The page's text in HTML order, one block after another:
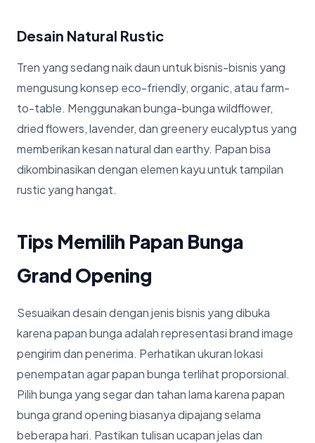
Desain Natural Rustic
Tren yang sedang naik daun untuk bisnis-bisnis yang
mengusung konsep eco-friendly, organic, atau farm-
to-table. Menggunakan bunga-bunga wildflower,
dried flowers, lavender, dan greenery eucalyptus yang
memberikan kesan natural dan earthy. Papan bisa
dikombinasikan dengan elemen kayu untuk tampilan
rustic yang hangat.
Tips Memilih Papan Bunga
Grand Opening
Sesuaikan desain dengan jenis bisnis yang dibuka
karena papan bunga adalah representasi brand image
pengirim dan penerima. Perhatikan ukuran lokasi
penempatan agar papan bunga terlihat proporsional.
Pilih bunga yang segar dan tahan lama karena papan
bunga grand opening biasanya dipajang selama
beberapa hari. Pastikan tulisan ucapan jelas dan